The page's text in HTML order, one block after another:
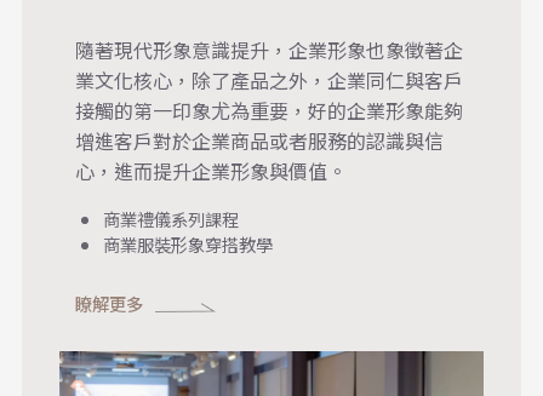
隨著現代形象意識提升，企業形象也象徵著企
業文化核心，除了產品之外，企業同仁與客戶
接觸的第一印象尤為重要，好的企業形象能夠
增進客戶對於企業商品或者服務的認識與信
心，進而提升企業形象與價值。
商業禮儀系列課程
商業服裝形象穿搭教學
瞭解更多